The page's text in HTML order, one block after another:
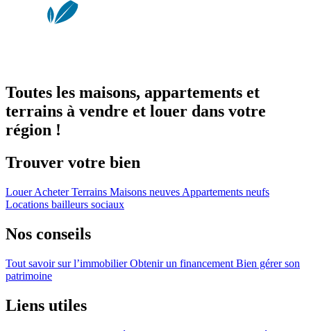
Toutes les maisons, appartements et
terrains à vendre et louer dans votre
région !
Trouver votre bien
LouerAcheterTerrains Maisons neuves Appartements neufs
Locations bailleurs sociaux
Nos conseils
Tout savoir sur l’immobilierObtenir un financement Bien gérer son
patrimoine
Liens utiles